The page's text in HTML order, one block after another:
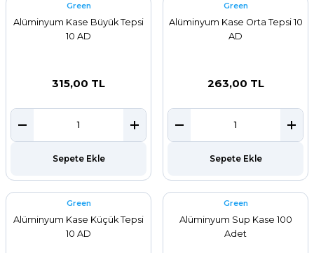
Green
Alüminyum Kase Büyük Tepsi
10 AD
315,00 TL
Sepete Ekle
Green
Alüminyum Kase Orta Tepsi 10
AD
263,00 TL
Sepete Ekle
Green
Alüminyum Kase Küçük Tepsi
10 AD
Green
Alüminyum Sup Kase 100
Adet